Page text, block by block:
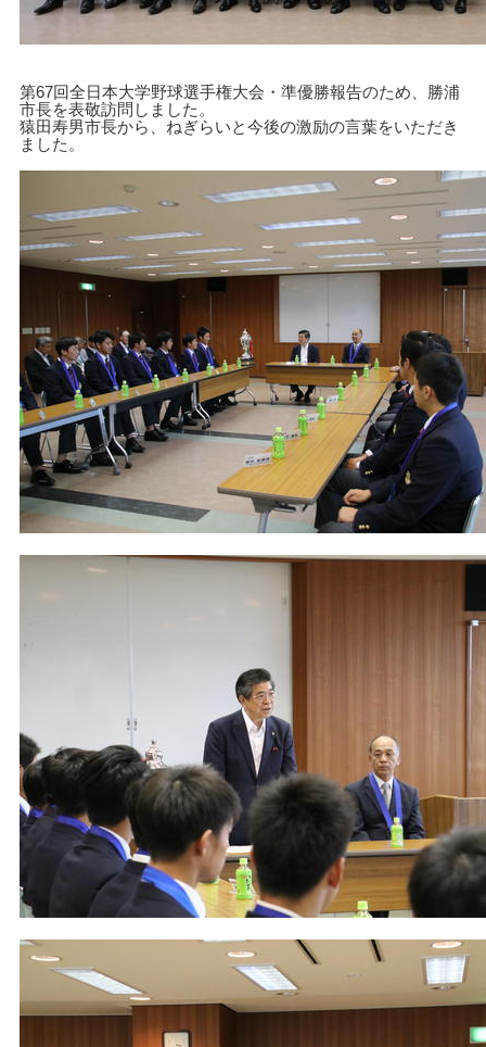
第67回全日本大学野球選手権大会・準優勝報告のため、勝浦
市長を表敬訪問しました。
猿田寿男市長から、ねぎらいと今後の激励の言葉をいただき
ました。